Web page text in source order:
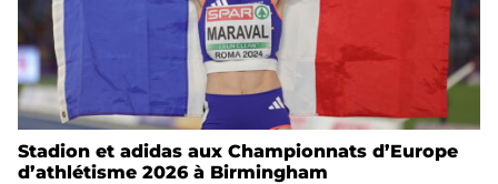
Stadion et adidas aux Championnats d’Europe
d’athlétisme 2026 à Birmingham